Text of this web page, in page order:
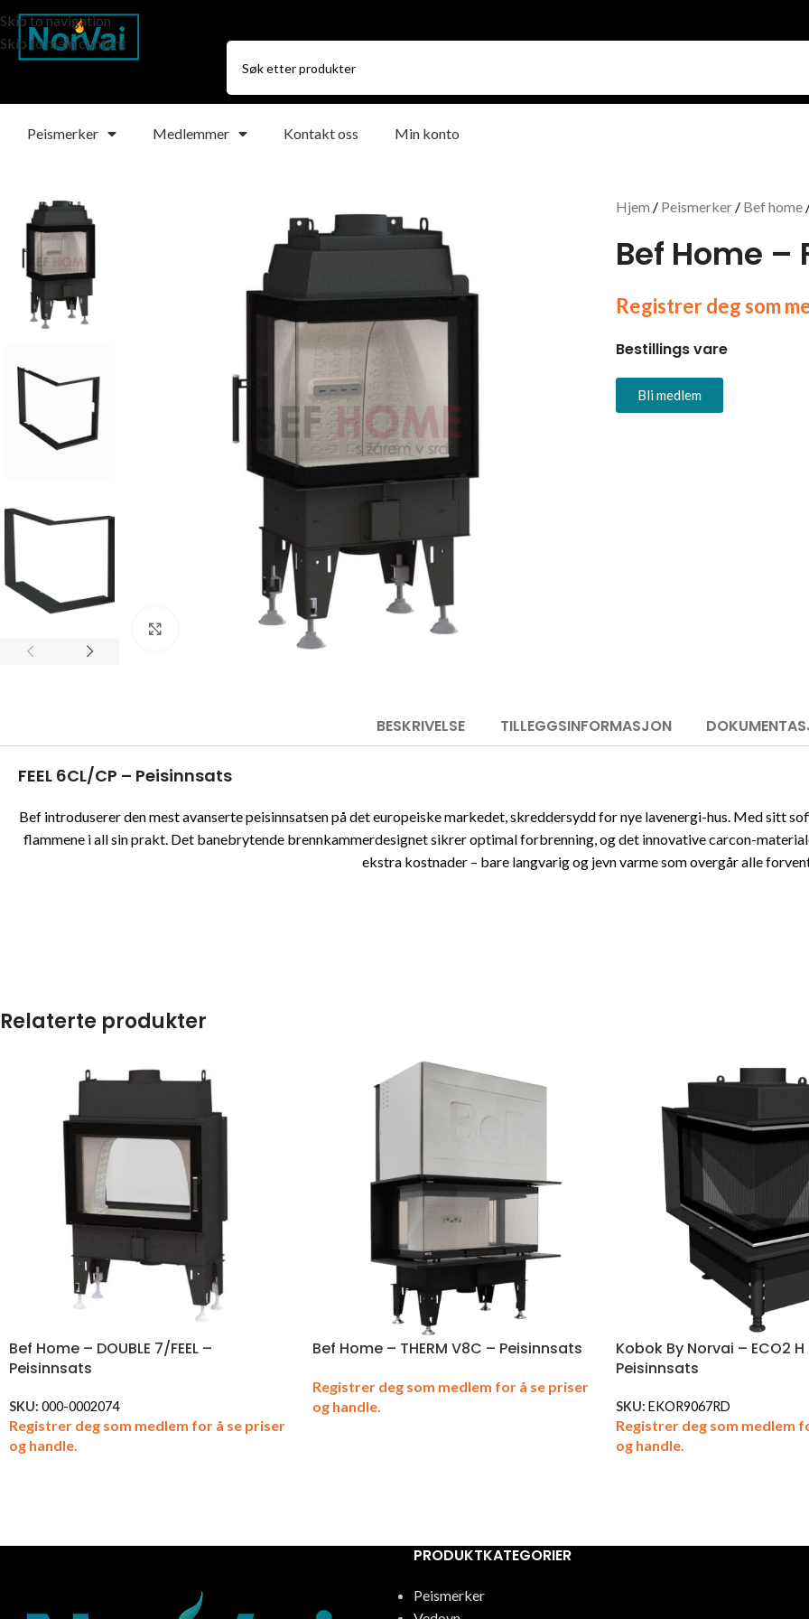
Skip to navigation
Skip to main content
Peismerker Medlemmer Kontakt oss Min konto
Click to enlarge
Hjem Peismerker Bef home
Bef Home –
Registrer deg som
Bestillings vare
Bli medlem
BESKRIVELSE TILLEGGSINFORMASJON
FEEL 6CL/CP – Peisinnsats
Bef introduserer den mest avanserte peisinnsatsen på det europeiske markedet, skreddersydd for nye lavenergi-hus. Med sitt
flammene i all sin prakt. Det banebrytende brennkammerdesignet sikrer optimal forbrenning, og det innovative carcon-
ekstra kostnader – bare langvarig og jevn varme som overgår alle
Relaterte produkter
Bef Home – DOUBLE 7/FEEL –
Peisinnsats
SKU: 000-0002074
Registrer deg som medlem for å se priser
og handle.
Bef Home – THERM V8C – Peisinnsats
Registrer deg som medlem for å se priser
og handle.
Kobok By Norvai – ECO2 H
Peisinnsats
SKU: EKOR9067RD
Registrer deg som medlem
og handle.
PRODUKTKATEGORIER
Peismerker